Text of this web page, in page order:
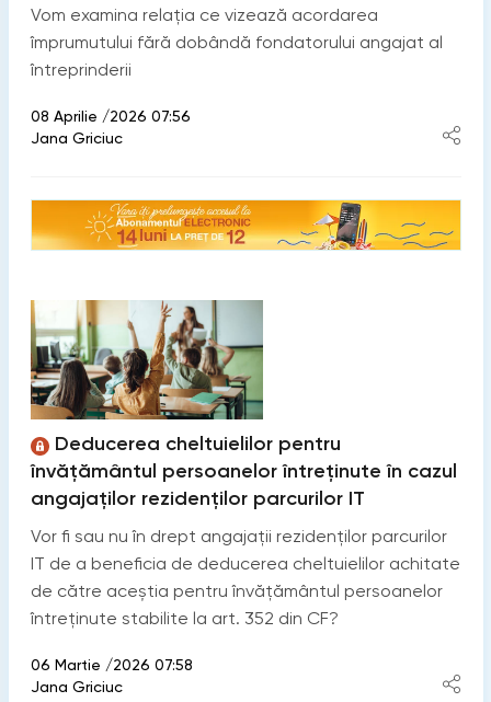
Vom examina relația ce vizează acordarea
împrumutului fără dobândă fondatorului angajat al
întreprinderii
08 Aprilie /2026 07:56
Jana Griciuc
Deducerea cheltuielilor pentru
învățământul persoanelor întreținute în cazul
angajaților rezidenților parcurilor IT
Vor fi sau nu în drept angajații rezidenților parcurilor
IT de a beneficia de deducerea cheltuielilor achitate
de către aceștia pentru învățământul persoanelor
întreținute stabilite la art. 352 din CF?
06 Martie /2026 07:58
Jana Griciuc